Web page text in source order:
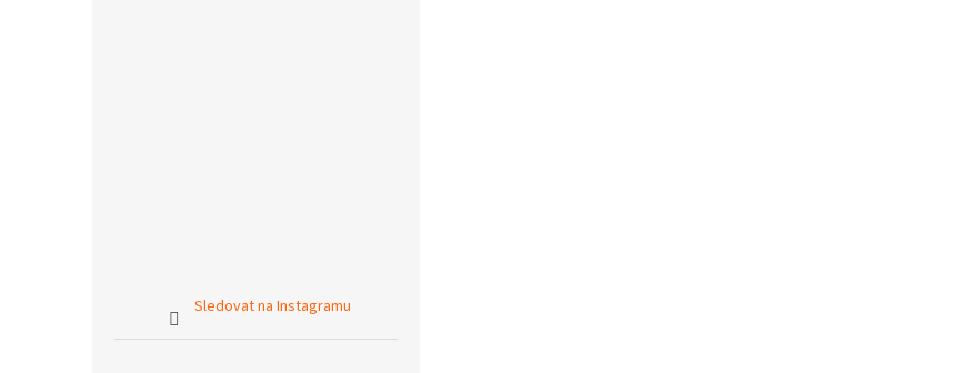
Sledovat na Instagramu